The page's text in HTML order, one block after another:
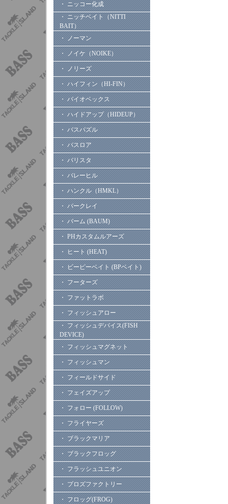
・ ニッコー化成
・ ニッチベイト（NITTI
BAIT）
・ ノーマン
・ ノイケ（NOIKE）
・ ノリーズ
・ ハイフィン（HI-FIN）
・ バイオベックス
・ ハイドアップ（HIDEUP）
・ バスパズル
・ バスロア
・ バリスタ
・ バレーヒル
・ ハンクル（HMKL）
・ バークレイ
・ バーム (BAUM)
・ PHカスタムルアーズ
・ ヒート (HEAT)
・ ビーピーベイト (BPベイト)
・ フーターズ
・ ファットラボ
・ フィッシュアロー
・ フィッシュデバイス(FISH
DEVICE)
・ フィッシュマグネット
・ フィッシュマン
・ フィールドサイド
・ フェイズアップ
・ フォロー (FOLLOW)
・ フライヤーズ
・ ブラックマリア
・ ブラックフロッグ
・ フラッシュユニオン
・ プロズファクトリー
・ フロッグ(FROG)